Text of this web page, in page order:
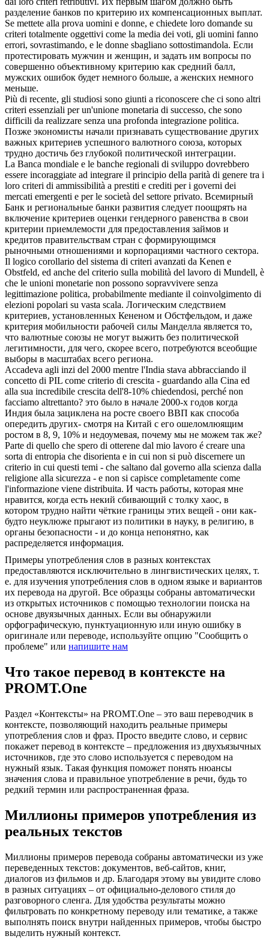
разделение банков по критерию их компенсационных выплат.
Se mettete alla prova uomini e donne, e chiedete loro domande su
criteri totalmente oggettivi come la media dei voti, gli uomini fanno
errori, sovrastimando, e le donne sbagliano sottostimandola. Если
протестировать мужчин и женщин, и задать им вопросы по
совершенно объективному критерию как средний балл,
мужских ошибок будет немного больше, а женских немного
меньше.
Più di recente, gli studiosi sono giunti a riconoscere che ci sono altri
criteri essenziali per un'unione monetaria di successo, che sono
difficili da realizzare senza una profonda integrazione politica.
Позже экономисты начали признавать существование других
важных критериев успешного валютного союза, которых
трудно достичь без глубокой политической интеграции.
La Banca mondiale e le banche regionali di sviluppo dovrebbero
essere incoraggiate ad integrare il principio della parità di genere tra i
loro criteri di ammissibilità a prestiti e crediti per i governi dei
mercati emergenti e per le società del settore privato. Всемирный
Банк и региональные банки развития следует поощрять на
включение критериев оценки гендерного равенства в свои
критерии приемлемости для предоставления займов и
кредитов правительствам стран с формирующимся
рыночными отношениями и корпорациями частного сектора.
Il logico corollario del sistema di criteri avanzati da Kenen e
Obstfeld, ed anche del criterio sulla mobilità del lavoro di Mundell, è
che le unioni monetarie non possono sopravvivere senza
legittimazione politica, probabilmente mediante il coinvolgimento di
elezioni popolari su vasta scala. Логическим следствием
критериев, установленных Кененом и Обстфельдом, и даже
критерия мобильности рабочей силы Манделла является то,
что валютные союзы не могут выжить без политической
легитимности, для чего, скорее всего, потребуются всеобщие
выборы в масштабах всего региона.
Accadeva agli inzi del 2000 mentre l'India stava abbracciando il
concetto di PIL come criterio di crescita - guardando alla Cina ed
alla sua incredibile crescita dell'8-10% chiedendosi, perché non
facciamo altrettanto? это было в начале 2000-х годов когда
Индия была зациклена на росте своего ВВП как способа
опередить других- смотря на Китай с его ошеломлюящим
ростом в 8, 9, 10% и недоумевая, почему мы не можем так же?
Parte di quello che spero di otterene dal mio lavoro é creare una
sorta di entropia che disorienta e in cui non si può discernere un
criterio in cui questi temi - che saltano dal governo alla scienza dalla
religione alla sicurezza - e non si capisce completamente come
l'informazione viene distribuita. И часть работы, которая мне
нравится, когда есть некий сбивающий с толку хаос, в
котором трудно найти чёткие границы этих вещей - они как-
будто неуклюже прыгают из политики в науку, в религию, в
органы безопасности - и до конца непонятно, как
распределяется информация.
Примеры употребления слов в разных контекстах
предоставляются исключительно в лингвистических целях, т.
е. для изучения употребления слов в одном языке и вариантов
их перевода на другой. Все образцы собраны автоматически
из открытых источников с помощью технологии поиска на
основе двуязычных данных. Если вы обнаружили
орфографическую, пунктуационную или иную ошибку в
оригинале или переводе, используйте опцию "Сообщить о
проблеме" или напишите нам
Что такое перевод в контексте на
PROMT.One
Раздел «Контексты» на PROMT.One – это ваш переводчик в
контексте, позволяющий находить реальные примеры
употребления слов и фраз. Просто введите слово, и сервис
покажет перевод в контексте – предложения из двухъязычных
источников, где это слово используется с переводом на
нужный язык. Такая функция поможет понять нюансы
значения слова и правильное употребление в речи, будь то
редкий термин или распространенная фраза.
Миллионы примеров употребления из
реальных текстов
Миллионы примеров перевода собраны автоматически из уже
переведенных текстов: документов, веб-сайтов, книг,
диалогов из фильмов и др. Благодаря этому вы увидите слово
в разных ситуациях – от официально-делового стиля до
разговорного сленга. Для удобства результаты можно
фильтровать по конкретному переводу или тематике, а также
выполнять поиск внутри найденных примеров, чтобы быстро
выделить нужный контекст.